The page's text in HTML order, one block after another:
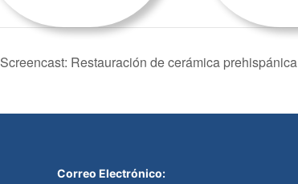
Screencast: Restauración de cerámica prehispánica
Correo Electrónico: